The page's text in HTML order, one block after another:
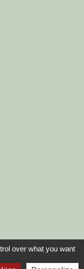
over what you want